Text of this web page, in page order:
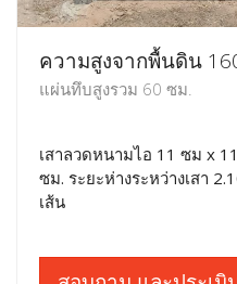
ความสูงจากพื้นดิน
แผ่นทึบสูงรวม 60 ซม.
เสาลวดหนามไอ 11 ซม x
ซม. ระยะห่างระหว่างเสา
เส้น